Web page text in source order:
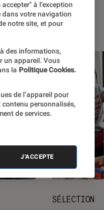
SÉLECTION
à l’exception
dans votre navigation
notre site, et pour
des informations,
un appareil. Vous
la Politique Cookies.
de l’appareil pour
personnalisés,
de services.
J'ACCEPTE